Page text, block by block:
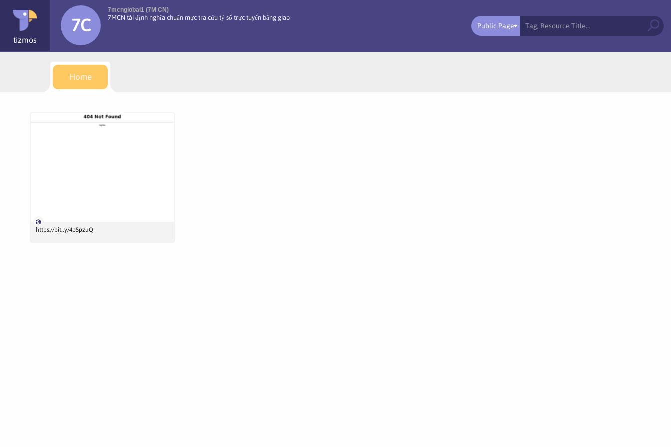
tizmos
7C
7mcnglobal1 (7M CN)
7MCN tái định nghĩa chuẩn mực tra cứu tỷ số trực tuyến bằng giao
Home
https://bit.ly/4b5pzuQ